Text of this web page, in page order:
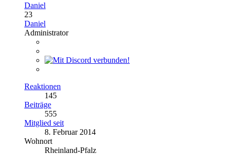
Daniel
23
Daniel
Administrator
Reaktionen
145
Beiträge
555
Mitglied seit
8. Februar 2014
Wohnort
Rheinland-Pfalz